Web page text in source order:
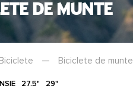
de munte
Biciclete — Biciclete de munte
27.5" 29"